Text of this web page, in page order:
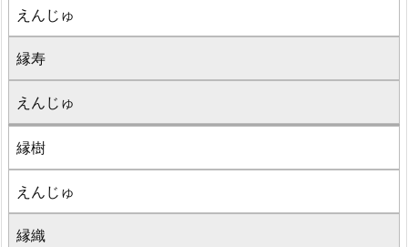
えんじゅ
縁寿
えんじゅ
縁樹
えんじゅ
縁織